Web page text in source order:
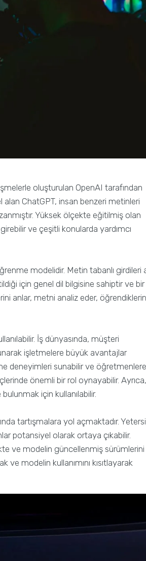
oluşturulan OpenAI tarafından
ChatGPT, insan benzeri metinleri
Yüksek ölçekte eğitilmiş olan
ve çeşitli konularda yardımcı
modelidir. Metin tabanlı girdileri
için genel dil bilgisine sahiptir ve bir
anlar, metni analiz eder,
İş dünyasında, müşteri
işletmelere büyük avantajlar
deneyimleri sunabilir ve öğretmenlere
önemli bir rol oynayabilir. Ayrıca,
için kullanılabilir.
tartışmalara yol açmaktadır.
potansiyel olarak ortaya çıkabilir.
ve modelin güncellenmiş sürümlerini
ve modelin kullanımını kısıtlayarak